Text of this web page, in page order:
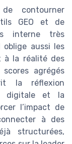
contourner
GEO et de
interne très
oblige aussi les
à la réalité des
agrégés
la réflexion
digitale et la
l’impact de
à des
structurées,